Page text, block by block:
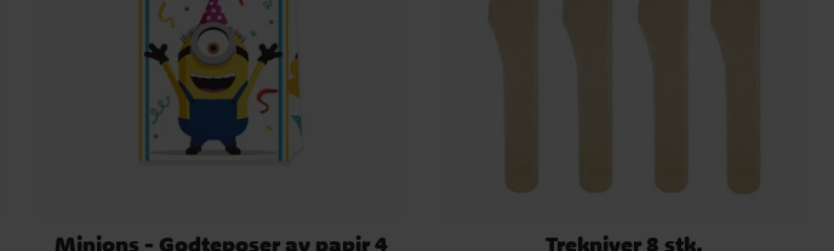
Minions - Godteposer av papir 4
Trekniver 8 stk.